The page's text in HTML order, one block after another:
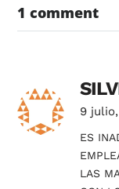
1 comment
9 julio,
ES
LAS